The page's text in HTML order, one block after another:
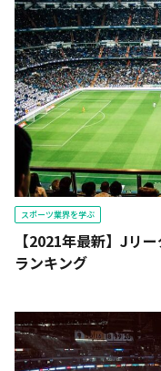
スポーツ業界を学ぶ
【2021年最新】Jリ
ランキング